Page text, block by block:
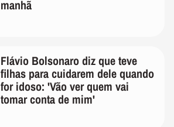
manhã
Flávio Bolsonaro diz que teve
filhas para cuidarem dele quando
for idoso: 'Vão ver quem vai
tomar conta de mim'